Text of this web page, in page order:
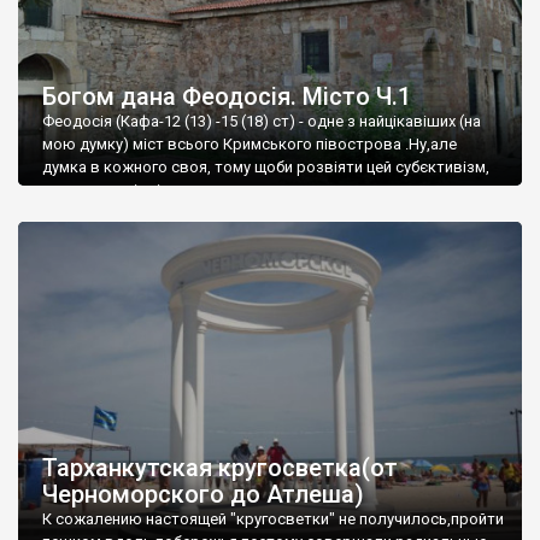
Богом дана Феодосія. Місто Ч.1
Феодосія (Кафа-12 (13) -15 (18) ст) - одне з найцікавіших (на
мою думку) міст всього Кримського півострова .Ну,але
думка в кожного своя, тому щоби розвіяти цей субєктивізм,
запрошую відвідати це
Тарханкутская кругосветка(от
Черноморского до Атлеша)
К сожалению настоящей "кругосветки" не получилось,пройти